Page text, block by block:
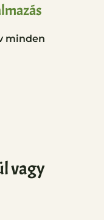
minden
vagy